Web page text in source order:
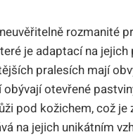
rozmanité
je adaptací na
pralesích mají
obývají otevřené
pod kožichem, což je
na jejich unikátním